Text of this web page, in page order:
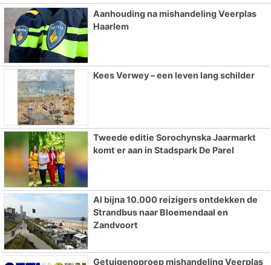
Aanhouding na mishandeling Veerplas
Haarlem
Kees Verwey – een leven lang schilder
Tweede editie Sorochynska Jaarmarkt
komt er aan in Stadspark De Parel
Al bijna 10.000 reizigers ontdekken de
Strandbus naar Bloemendaal en
Zandvoort
Getuigenoproep mishandeling Veerplas